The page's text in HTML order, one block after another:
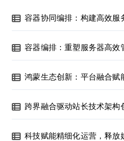
容器协同编排：构建高效服
容器编排：重塑服务器高效
鸿蒙生态创新：平台融合赋
跨界融合驱动站长技术架构
科技赋能精细化运营，释放